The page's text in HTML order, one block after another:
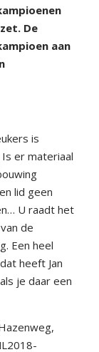
De
aan
is
er materiaal
lid geen
U raadt het
de
Een heel
heeft Jan
je daar een